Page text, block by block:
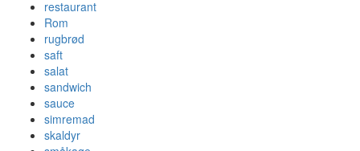
restaurant
Rom
rugbrød
saft
salat
sandwich
sauce
simremad
skaldyr